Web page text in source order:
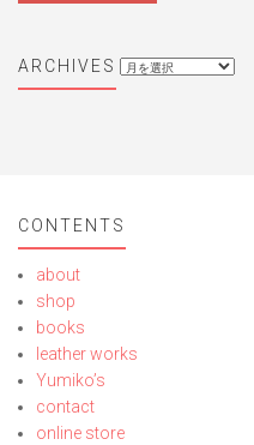
ン
ARCHIVES archives
CONTENTS
about
shop
books
leather works
Yumiko’s
contact
online store